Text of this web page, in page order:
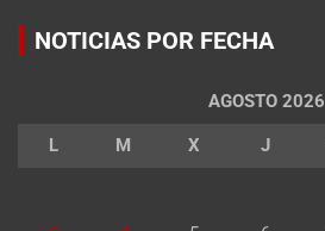
NOTICIAS POR FECHA
AGOSTO 2026
L M X J